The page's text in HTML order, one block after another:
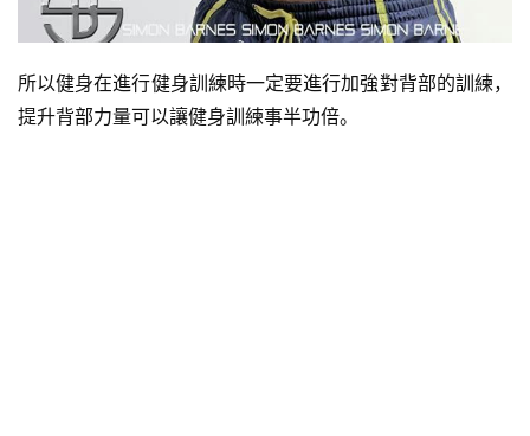
所以健身在進行健身訓練時一定要進行加強對背部的訓練，
提升背部力量可以讓健身訓練事半功倍。